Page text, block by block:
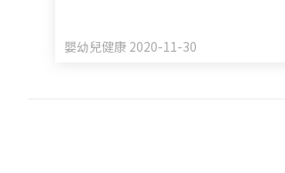
嬰幼兒健康 2020-11-30